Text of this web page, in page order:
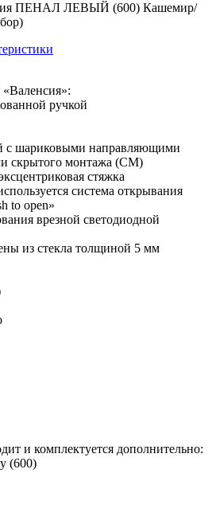
ПЕНАЛ ЛЕВЫЙ (600) Кашемир/
ручкой
с шариковыми направляющими
скрытого монтажа (СМ)
стяжка
система открывания
to open»
врезной светодиодной
из стекла толщиной 5 мм
и комплектуется дополнительно:
(600)